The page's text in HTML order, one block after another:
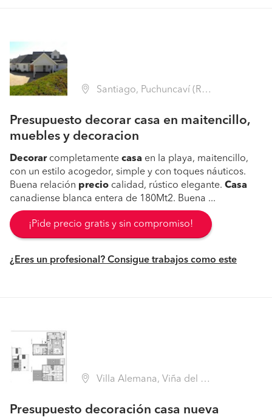
Santiago, Puchuncaví (Región V Valparaíso - Valparaíso)
Presupuesto decorar casa en maitencillo,
muebles y decoracion
Decorarcompletamente casa en la playa, maitencillo,
con un estilo acogedor, simple y con toques náuticos.
Buena relación precio calidad, rústico elegante. Casa
canadiense blanca entera de 180Mt2. Buena ...
¡Pide precio gratis y sin compromiso!
¿Eres un profesional? Consigue trabajos como este
Villa Alemana, Viña del Mar (Región V Valparaíso - Valparaíso)
Presupuesto decoración casa nueva